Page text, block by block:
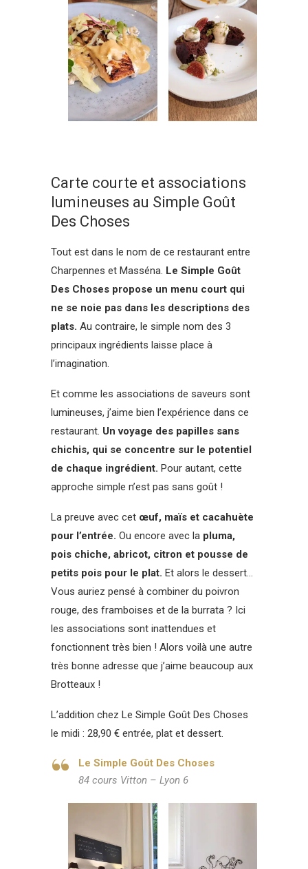
Carte courte et associations
lumineuses au Simple Goût
Des Choses
Tout est dans le nom de ce restaurant entre
Charpennes et Masséna. Le Simple Goût
Des Choses propose un menu court qui
ne se noie pas dans les descriptions des
plats. Au contraire, le simple nom des 3
principaux ingrédients laisse place à
l’imagination.
Et comme les associations de saveurs sont
lumineuses, j’aime bien l’expérience dans ce
restaurant. Un voyage des papilles sans
chichis, qui se concentre sur le potentiel
de chaque ingrédient. Pour autant, cette
approche simple n’est pas sans goût !
La preuve avec cet œuf, maïs et cacahuète
pour l’entrée. Ou encore avec la pluma,
pois chiche, abricot, citron et pousse de
petits pois pour le plat. Et alors le dessert…
Vous auriez pensé à combiner du poivron
rouge, des framboises et de la burrata ? Ici
les associations sont inattendues et
fonctionnent très bien ! Alors voilà une autre
très bonne adresse que j’aime beaucoup aux
Brotteaux !
L’addition chez Le Simple Goût Des Choses
le midi : 28,90 € entrée, plat et dessert.
Le Simple Goût Des Choses
84 cours Vitton – Lyon 6